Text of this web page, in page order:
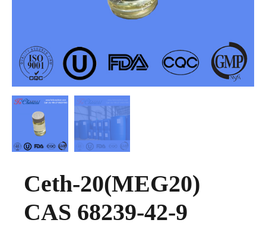
Ceth-20(MEG20)
CAS 68239-42-9